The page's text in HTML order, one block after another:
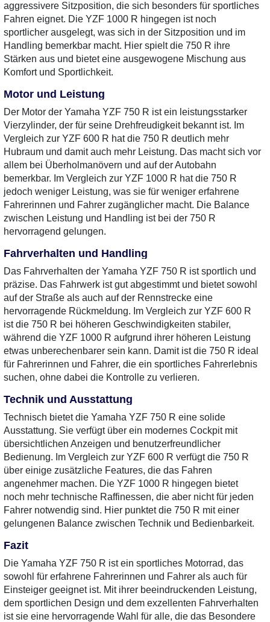
aggressivere Sitzposition, die sich besonders für sportliches
Fahren eignet. Die YZF 1000 R hingegen ist noch
sportlicher ausgelegt, was sich in der Sitzposition und im
Handling bemerkbar macht. Hier spielt die 750 R ihre
Stärken aus und bietet eine ausgewogene Mischung aus
Komfort und Sportlichkeit.
Motor und Leistung
Der Motor der Yamaha YZF 750 R ist ein leistungsstarker
Vierzylinder, der für seine Drehfreudigkeit bekannt ist. Im
Vergleich zur YZF 600 R hat die 750 R deutlich mehr
Hubraum und damit auch mehr Leistung. Das macht sich vor
allem bei Überholmanövern und auf der Autobahn
bemerkbar. Im Vergleich zur YZF 1000 R hat die 750 R
jedoch weniger Leistung, was sie für weniger erfahrene
Fahrerinnen und Fahrer zugänglicher macht. Die Balance
zwischen Leistung und Handling ist bei der 750 R
hervorragend gelungen.
Fahrverhalten und Handling
Das Fahrverhalten der Yamaha YZF 750 R ist sportlich und
präzise. Das Fahrwerk ist gut abgestimmt und bietet sowohl
auf der Straße als auch auf der Rennstrecke eine
hervorragende Rückmeldung. Im Vergleich zur YZF 600 R
ist die 750 R bei höheren Geschwindigkeiten stabiler,
während die YZF 1000 R aufgrund ihrer höheren Leistung
etwas unberechenbarer sein kann. Damit ist die 750 R ideal
für Fahrerinnen und Fahrer, die ein sportliches Fahrerlebnis
suchen, ohne dabei die Kontrolle zu verlieren.
Technik und Ausstattung
Technisch bietet die Yamaha YZF 750 R eine solide
Ausstattung. Sie verfügt über ein modernes Cockpit mit
übersichtlichen Anzeigen und benutzerfreundlicher
Bedienung. Im Vergleich zur YZF 600 R verfügt die 750 R
über einige zusätzliche Features, die das Fahren
angenehmer machen. Die YZF 1000 R hingegen bietet
noch mehr technische Raffinessen, die aber nicht für jeden
Fahrer notwendig sind. Hier punktet die 750 R mit einer
gelungenen Balance zwischen Technik und Bedienbarkeit.
Fazit
Die Yamaha YZF 750 R ist ein sportliches Motorrad, das
sowohl für erfahrene Fahrerinnen und Fahrer als auch für
Einsteiger geeignet ist. Mit ihrer beeindruckenden Leistung,
dem sportlichen Design und dem exzellenten Fahrverhalten
ist sie eine hervorragende Wahl für alle, die das Besondere